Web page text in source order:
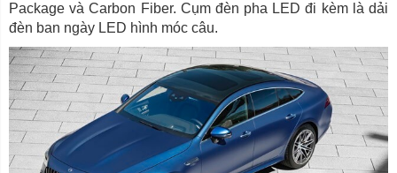
Package và Carbon Fiber. Cụm đèn pha LED đi kèm là dải
đèn ban ngày LED hình móc câu.